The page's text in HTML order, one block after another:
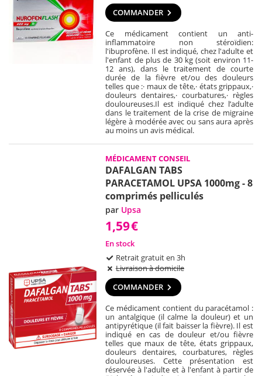
COMMANDER
Ce médicament contient un anti-
inflammatoire non stéroïdien:
l'ibuprofène. Il est indiqué, chez l'adulte et
l'enfant de plus de 30 kg (soit environ 11-
12 ans), dans le traitement de courte
durée de la fièvre et/ou des douleurs
telles que :· maux de tête,· états grippaux,·
douleurs dentaires,· courbatures,· règles
douloureuses.Il est indiqué chez l’adulte
dans le traitement de la crise de migraine
légère à modérée avec ou sans aura après
au moins un avis médical.
MÉDICAMENT CONSEIL
DAFALGAN TABS
PARACETAMOL UPSA 1000mg - 8
comprimés pelliculés
par Upsa
1,59€
En stock
Retrait gratuit en 3h
Livraison à domicile
COMMANDER
Ce médicament contient du paracétamol :
un antalgique (il calme la douleur) et un
antipyrétique (il fait baisser la fièvre). Il est
indiqué en cas de douleur et/ou fièvre
telles que maux de tête, états grippaux,
douleurs dentaires, courbatures, règles
douloureuses. Cette présentation est
réservée à l'adulte et à l'enfant à partir de